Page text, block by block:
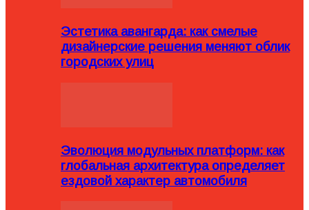
Эстетика авангарда: как смелые
дизайнерские решения меняют облик
городских улиц
Эволюция модульных платформ: как
глобальная архитектура определяет
ездовой характер автомобиля